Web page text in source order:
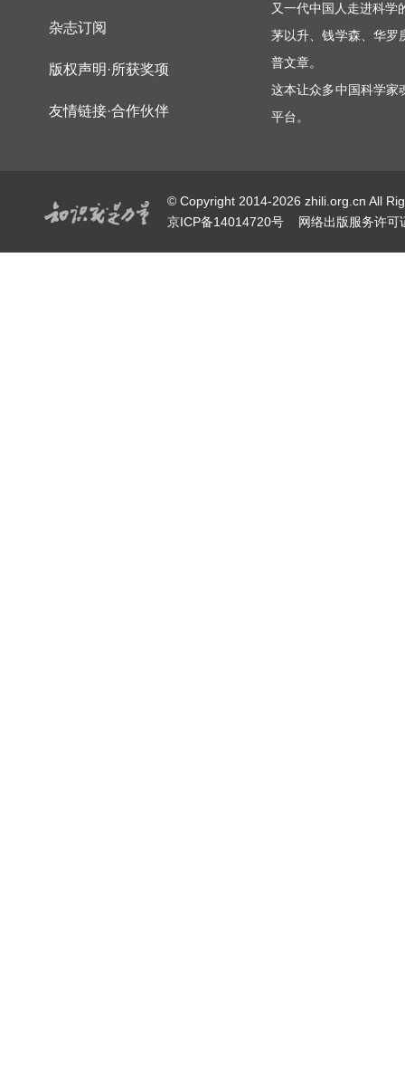
杂志订阅
版权声明·所获奖项
友情链接·合作伙伴
又一代中国人走进科学
茅以升、钱学森、华罗
普文章。
这本让众多中国科学家
平台。
© Copyright 2014-2026 zhili.org.cn All
京ICP备14014720号
网络出版服务许可